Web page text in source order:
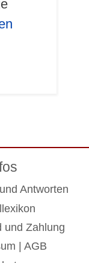
Antworten
und Zahlung
AGB